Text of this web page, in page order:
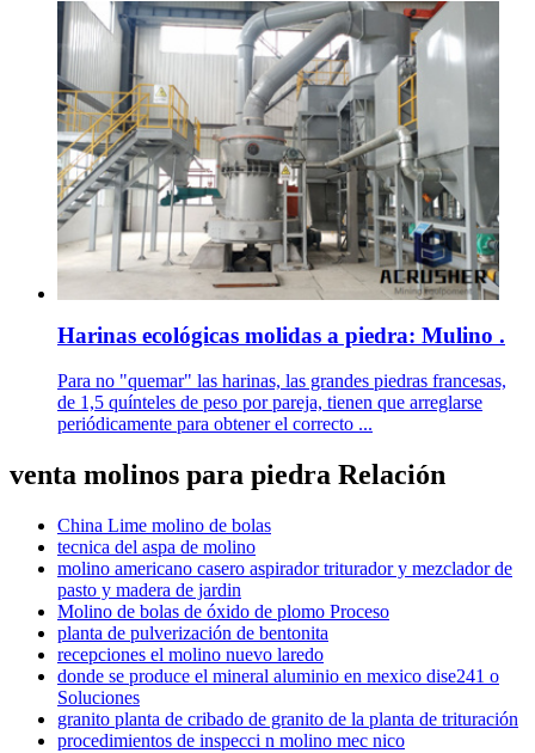
Harinas ecológicas molidas a piedra: Mulino .
Para no "quemar" las harinas, las grandes piedras francesas,
de 1,5 quínteles de peso por pareja, tienen que arreglarse
periódicamente para obtener el correcto ...
venta molinos para piedra Relación
China Lime molino de bolas
tecnica del aspa de molino
molino americano casero aspirador triturador y mezclador de
pasto y madera de jardin
Molino de bolas de óxido de plomo Proceso
planta de pulverización de bentonita
recepciones el molino nuevo laredo
donde se produce el mineral aluminio en mexico dise241 o
Soluciones
granito planta de cribado de granito de la planta de trituración
procedimientos de inspecci n molino mec nico